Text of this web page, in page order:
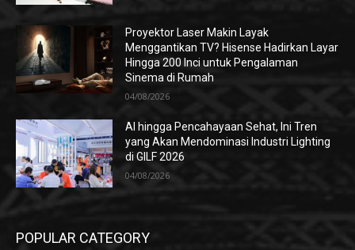
Proyektor Laser Makin Layak
Menggantikan TV? Hisense Hadirkan Layar
Hingga 200 Inci untuk Pengalaman
Sinema di Rumah
04/08/2026
AI hingga Pencahayaan Sehat, Ini Tren
yang Akan Mendominasi Industri Lighting
di GILF 2026
04/08/2026
POPULAR CATEGORY